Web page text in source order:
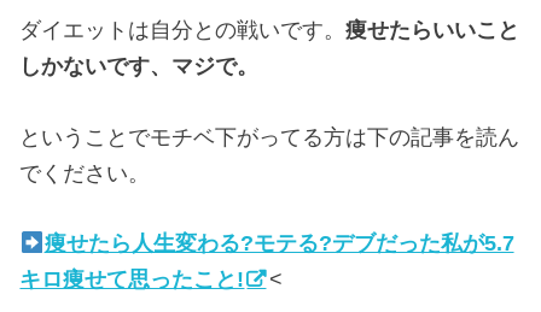
ダイエットは自分との戦いです。痩せたらいいこと
しかないです、マジで。
ということでモチベ下がってる方は下の記事を読ん
でください。
痩せたら人生変わる?モテる?デブだった私が5.7
キロ痩せて思ったこと!
<